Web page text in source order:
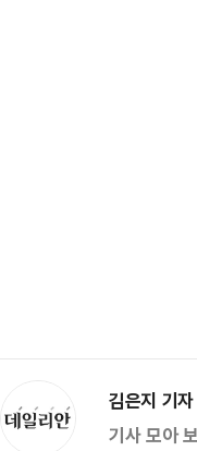
김은지 기
기사 모아